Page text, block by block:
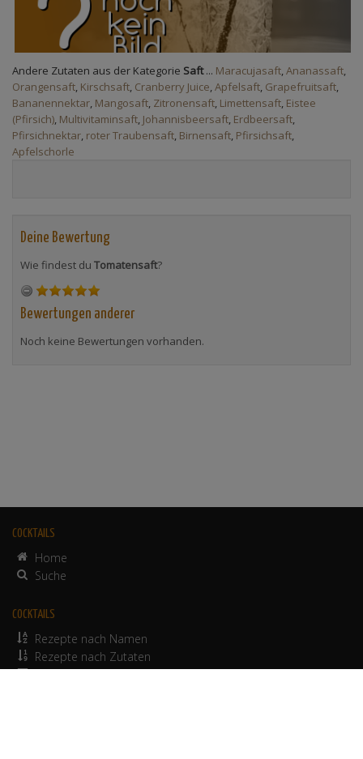
Andere Zutaten aus der Kategorie Saft... Maracujasaft,Ananassaft,
Orangensaft, Kirschsaft, Cranberry Juice,Apfelsaft, Grapefruitsaft,
Bananennektar, Mangosaft, Zitronensaft, Limettensaft, Eistee
(Pfirsich), Multivitaminsaft, Johannisbeersaft, Erdbeersaft,
Pfirsichnektar, roter Traubensaft, Birnensaft, Pfirsichsaft,
Apfelschorle
Deine Bewertung
Wie findest du Tomatensaft?
Bewertungen anderer
Noch keine Bewertungen vorhanden.
COCKTAILS
Home
Suche
COCKTAILS
Rezepte nach Namen
Rezepte nach Zutaten
alkoholfreie Rezepte